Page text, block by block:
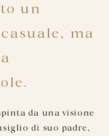
un
ma
da una visione
di suo padre,